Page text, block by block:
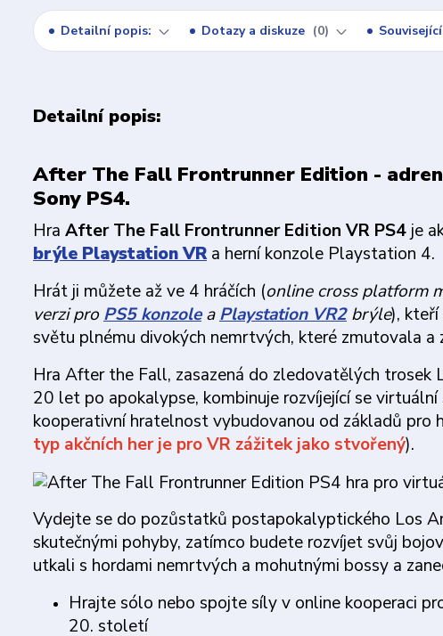
Detailní popis: Dotazy a diskuze 0
Detailní popis:
After The Fall Frontrunner Edition -
Sony PS4.
Hra After The Fall Frontrunner Edition VR PS4 je
brýle Playstation VR a herní konzole Playstation 4.
Hrát ji můžete až ve 4 hráčích (online cross platform
verzi proPS5 konzoleaPlaystation VR2brýle),
světu plnému divokých nemrtvých, které zmutovala a
Hra After the Fall, zasazená do zledovatělých
20 let po apokalypse, kombinuje rozvíjející se
kooperativní hratelnost vybudovanou od základů pro
typ akčních her je pro VR zážitek jako stvořený).
Vydejte se do pozůstatků postapokalyptického Los
skutečnými pohyby, zatímco budete rozvíjet svůj
utkali s hordami nemrtvých a mohutnými bossy a
Hrajte sólo nebo spojte síly v online kooperaci
20. století